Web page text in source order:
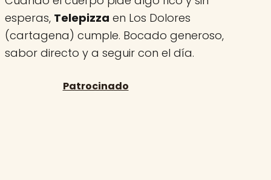
esperas, Telepizza en Los Dolores
(cartagena) cumple. Bocado generoso,
sabor directo y a seguir con el día.